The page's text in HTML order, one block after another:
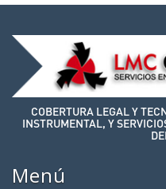
COBERTURA LEGAL Y
INSTRUMENTAL, Y
Menú